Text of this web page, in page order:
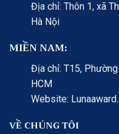
Địa chỉ: Thôn 1, xã
Hà Nội
MIỀN NAM:
Địa chỉ: T15, Phường
HCM
Website:
VỀ CHÚNG TÔI